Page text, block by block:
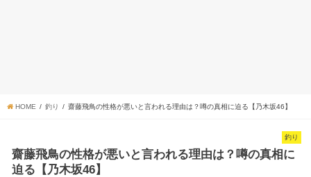
HOME 釣り 齋藤飛鳥の性格が悪いと言われる理由は？噂の真相に迫る【乃木坂46】
釣り
齋藤飛鳥の性格が悪いと言われる理由は？噂の真相に
迫る【乃木坂46】